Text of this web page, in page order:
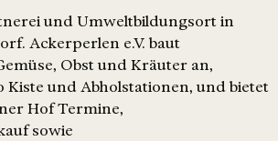
und Umweltbildungsort in
Ackerperlen e.V. baut
Obst und Kräuter an,
Kiste und Abholstationen, und bietet
Hof Termine,
sowie